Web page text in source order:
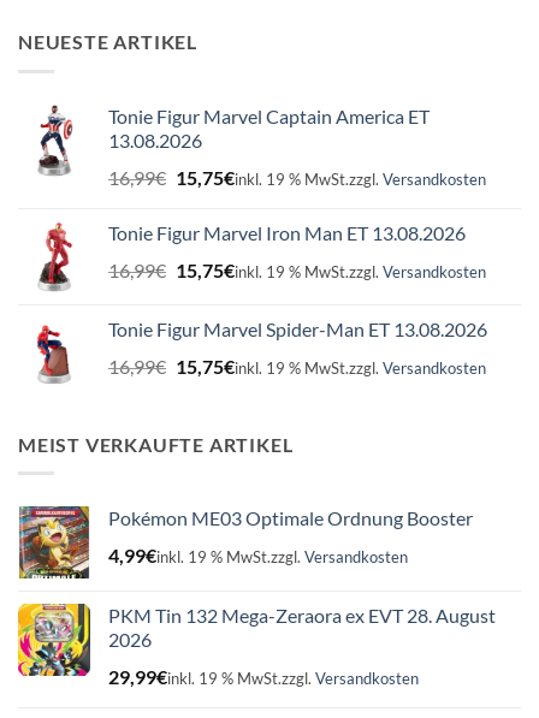
NEUESTE ARTIKEL
Tonie Figur Marvel Captain America ET
13.08.2026
16,99€ Ursprünglicher
Preis
16,99€
15,75€Aktueller
15,75€.
inkl. 19 % MwSt.zzgl. Versandkosten
Tonie Figur Marvel Iron Man ET 13.08.2026
16,99€ Ursprünglicher
Preis
16,99€
15,75€Aktueller
15,75€.
inkl. 19 % MwSt.zzgl. Versandkosten
Tonie Figur Marvel Spider-Man ET 13.08.2026
16,99€ Ursprünglicher
Preis
16,99€
15,75€Aktueller
15,75€.
inkl. 19 % MwSt.zzgl. Versandkosten
MEIST VERKAUFTE ARTIKEL
Pokémon ME03 Optimale Ordnung Booster
4,99€inkl. 19 % MwSt.zzgl. Versandkosten
PKM Tin 132 Mega-Zeraora ex EVT 28. August
2026
29,99€inkl. 19 % MwSt.zzgl. Versandkosten